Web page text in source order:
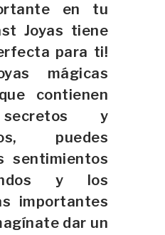
en tu
Joyas tiene
para ti!
mágicas
contienen
secretos y
puedes
sentimientos
y los
importantes
dar un